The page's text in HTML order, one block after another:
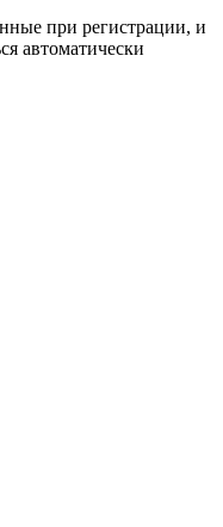
при регистрации, и
автоматически